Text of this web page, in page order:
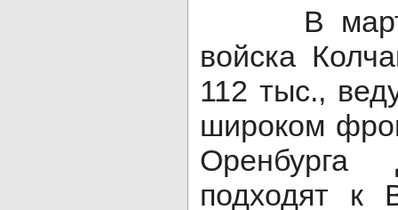
В марте-
войска
112 тыс.,
широком
подходят к